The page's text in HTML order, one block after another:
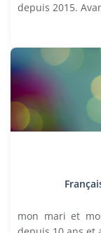
depuis 2015.
mon mari et